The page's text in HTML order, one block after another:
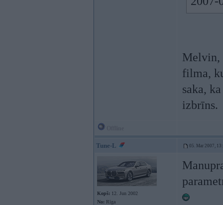
Melvin,
filma,
saka,
izbrīns.
Tune-L 05. Mar 2007,
Kopš: 12. Jun 2002
No: Rīga